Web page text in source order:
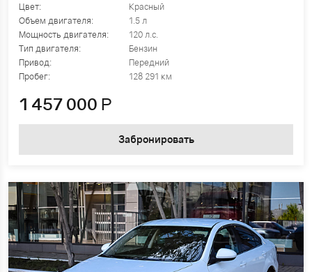
Цвет:
Красный
Объем двигателя:
1.5 л
Мощность двигателя:
120 л.с.
Тип двигателя:
Бензин
Привод:
Передний
Пробег:
128 291 км
1 457 000 Р
Забронировать